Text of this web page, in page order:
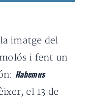
imatge del
i fent un
Habemus
el 13 de